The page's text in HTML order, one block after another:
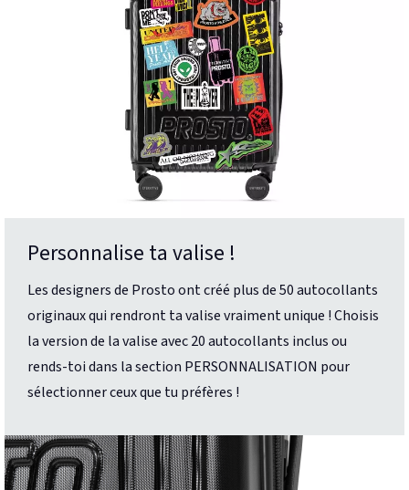
Personnalise ta valise !
Les designers de Prosto ont créé plus de 50 autocollants
originaux qui rendront ta valise vraiment unique ! Choisis
la version de la valise avec 20 autocollants inclus ou
rends-toi dans la section PERSONNALISATION pour
sélectionner ceux que tu préfères !